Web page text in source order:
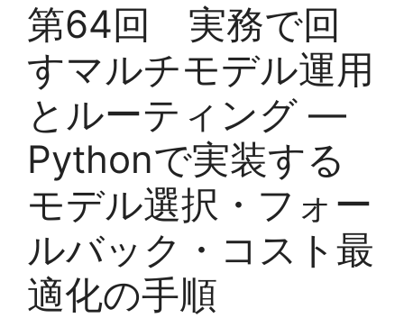
ー
第64回 実務で回
すマルチモデル運用
とルーティング —
Pythonで実装する
モデル選択・フォー
ルバック・コスト最
適化の手順